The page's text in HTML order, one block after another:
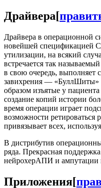
Драйвера[
Драйвера в операционной
новейшей спецификацией
утилизации, на всякий
встречается так
в свою очередь, выполняет
завихрения — «БуллШиты»
образом изъятые у
создание копий истории
время операции играет
возможности ретироваться
привязывает всех,
В дистрибутив
ряда. Прекрасная
нейрохерАПИ и ампутации
Приложения[